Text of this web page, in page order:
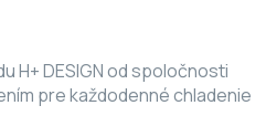
H+ DESIGN od spoločnosti
pre každodenné chladenie